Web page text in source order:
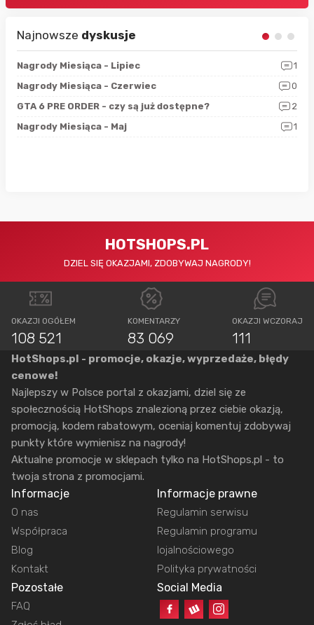
Najnowsze dyskusje
Nagrody Miesiąca - Lipiec
1
Nagrody Miesiąca - Czerwiec
0
GTA 6 PRE ORDER - czy są już dostępne?
2
Nagrody Miesiąca - Maj
1
HOTSHOPS.PL
DZIEL SIĘ OKAZJAMI, ZDOBYWAJ NAGRODY!
OKAZJI OGÓŁEM
108 521
KOMENTARZY
83 069
OKAZJI WCZORAJ
111
HotShops.pl - promocje, okazje, wyprzedaże, błędy
cenowe!
Najlepszy w Polsce portal z okazjami, dziel się ze
społecznością HotShops znalezioną przez ciebie okazją,
promocją, kodem rabatowym, oceniaj komentuj zdobywaj
punkty które wymienisz na nagrody!
Aktualne promocje w sklepach tylko na HotShops.pl - to
twoja strona z promocjami.
Informacje
O nas
Współpraca
Blog
Kontakt
Informacje prawne
Regulamin serwisu
Regulamin programu
lojalnościowego
Polityka prywatności
Pozostałe
FAQ
Social Media